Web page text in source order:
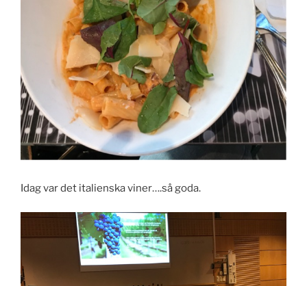
Idag var det italienska viner….så goda.